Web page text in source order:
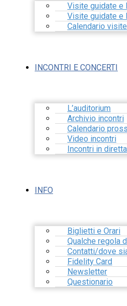
Visite guidate e
Visite guidate e
Calendario
INCONTRI E CONCERTI
L’auditorium
Archivio incontri
Calendario
Video incontri
Incontri in diretta
INFO
Biglietti e Orari
Qualche regola
Contatti/dove
Fidelity Card
Newsletter
Questionario